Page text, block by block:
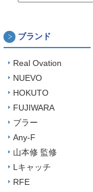
ブランド
Real Ovation
NUEVO
HOKUTO
FUJIWARA
ブラー
Any-F
山本修 監修
Lキャッチ
RFE